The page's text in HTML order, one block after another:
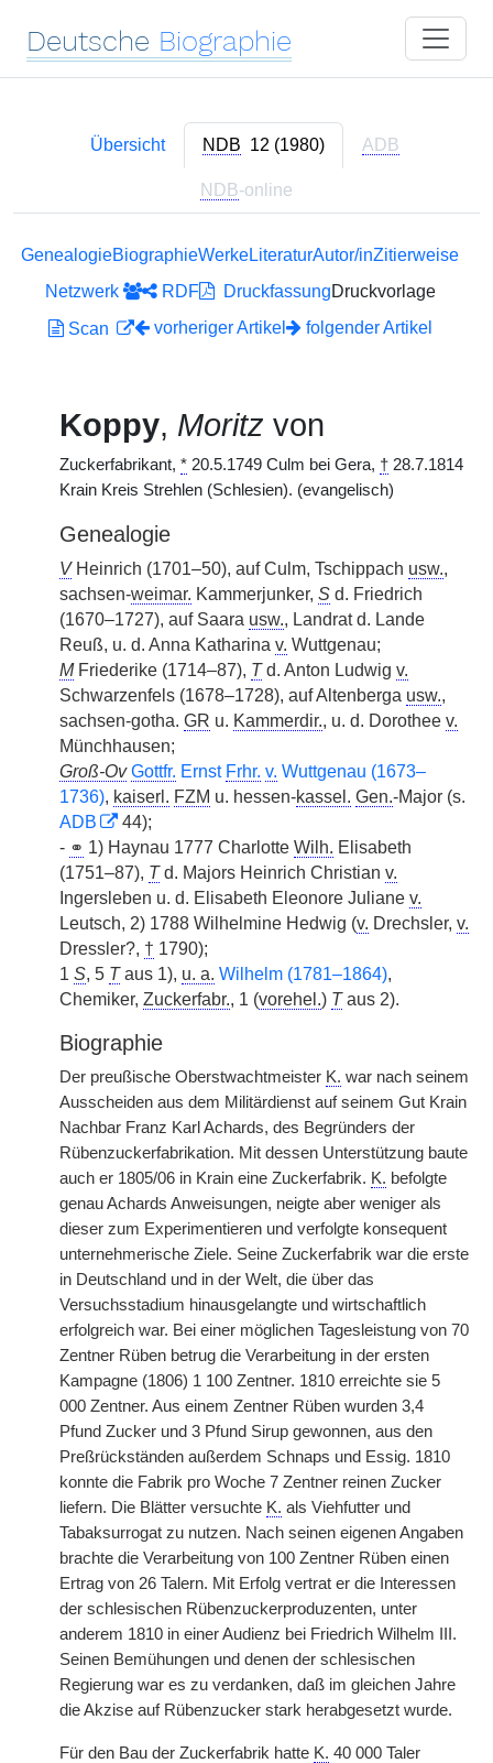
Deutsche Biographie
Übersicht NDB 12 (1980) ADB
NDB-online
GenealogieBiographieWerkeLiteraturAutor/inZitierweise
Netzwerk
RDF DruckfassungDruckvorlage
Scan
vorheriger Artikel folgender Artikel
Koppy, Moritz von
Zuckerfabrikant, * 20.5.1749 Culm bei Gera, † 28.7.1814
Krain Kreis Strehlen (Schlesien). (evangelisch)
Genealogie
VHeinrich (1701–50), auf Culm, Tschippach usw.,
sachsen-weimar. Kammerjunker, S d. Friedrich
(1670–1727), auf Saara usw., Landrat d. Lande
Reuß, u. d. Anna Katharina v. Wuttgenau;
MFriederike (1714–87), Td. Anton Ludwig v.
Schwarzenfels (1678–1728), auf Altenberga usw.,
sachsen-gotha. GR u. Kammerdir., u. d. Dorothee v.
Münchhausen;
Groß-Ov Gottfr. Ernst Frhr. v. Wuttgenau (1673–
1736), kaiserl. FZM u. hessen-kassel. Gen.-Major (s.
ADB
44);
- ⚭ 1) Haynau 1777 Charlotte Wilh. Elisabeth
(1751–87), Td. Majors Heinrich Christian v.
Ingersleben u. d. Elisabeth Eleonore Juliane v.
Leutsch, 2) 1788 Wilhelmine Hedwig (v. Drechsler, v.
Dressler?, † 1790);
1 S, 5 Taus 1), u. a. Wilhelm (1781–1864),
Chemiker, Zuckerfabr., 1 (vorehel.) Taus 2).
Biographie
Der preußische Oberstwachtmeister K. war nach seinem
Ausscheiden aus dem Militärdienst auf seinem Gut Krain
Nachbar Franz Karl Achards, des Begründers der
Rübenzuckerfabrikation. Mit dessen Unterstützung baute
auch er 1805/06 in Krain eine Zuckerfabrik. K. befolgte
genau Achards Anweisungen, neigte aber weniger als
dieser zum Experimentieren und verfolgte konsequent
unternehmerische Ziele. Seine Zuckerfabrik war die erste
in Deutschland und in der Welt, die über das
Versuchsstadium hinausgelangte und wirtschaftlich
erfolgreich war. Bei einer möglichen Tagesleistung von 70
Zentner Rüben betrug die Verarbeitung in der ersten
Kampagne (1806) 1 100 Zentner. 1810 erreichte sie 5
000 Zentner. Aus einem Zentner Rüben wurden 3,4
Pfund Zucker und 3 Pfund Sirup gewonnen, aus den
Preßrückständen außerdem Schnaps und Essig. 1810
konnte die Fabrik pro Woche 7 Zentner reinen Zucker
liefern. Die Blätter versuchte K. als Viehfutter und
Tabaksurrogat zu nutzen. Nach seinen eigenen Angaben
brachte die Verarbeitung von 100 Zentner Rüben einen
Ertrag von 26 Talern. Mit Erfolg vertrat er die Interessen
der schlesischen Rübenzuckerproduzenten, unter
anderem 1810 in einer Audienz bei Friedrich Wilhelm III.
Seinen Bemühungen und denen der schlesischen
Regierung war es zu verdanken, daß im gleichen Jahre
die Akzise auf Rübenzucker stark herabgesetzt wurde.
Für den Bau der Zuckerfabrik hatte K. 40 000 Taler